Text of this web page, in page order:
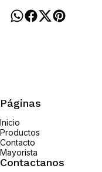
Páginas
Inicio
Productos
Contacto
Mayorista
Contactanos